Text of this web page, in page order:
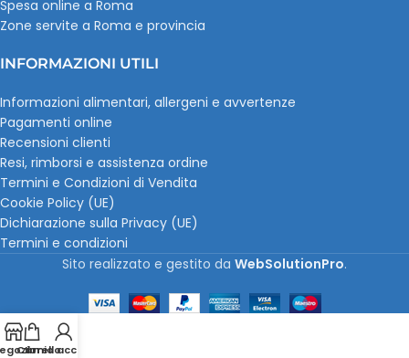
Spesa online a Roma
Zone servite a Roma e provincia
INFORMAZIONI UTILI
Informazioni alimentari, allergeni e avvertenze
Pagamenti online
Recensioni clienti
Resi, rimborsi e assistenza ordine
Termini e Condizioni di Vendita
Cookie Policy (UE)
Dichiarazione sulla Privacy (UE)
Termini e condizioni
Sito realizzato e gestito da WebSolutionPro.
Carrello
Il mio account